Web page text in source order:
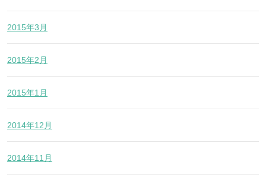
2015年3月
2015年2月
2015年1月
2014年12月
2014年11月